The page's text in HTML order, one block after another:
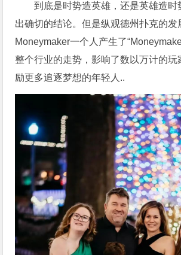
到底是时势造英雄，还是英雄造时
出确切的结论。但是纵观德州扑克的发
Moneymaker一个人产生了
整个行业的走势，影响了数以万计的玩
励更多追逐梦想的年轻人..